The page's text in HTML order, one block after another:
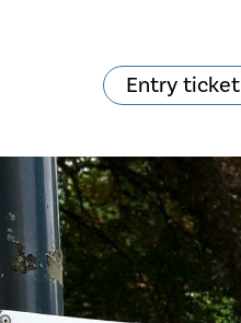
Entry ticket
Musikk